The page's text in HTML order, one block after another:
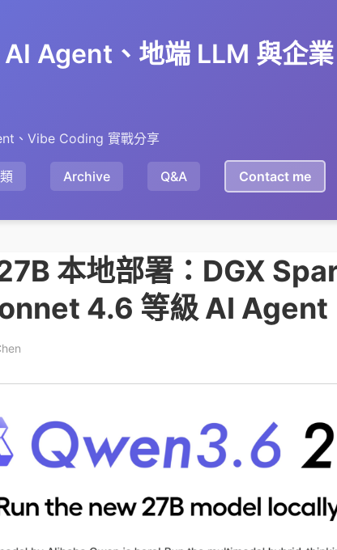
Agent、地端 LLM 與企
、Vibe Coding 實戰分享
Archive Q&A Contact me
本地部署：DGX
4.6 等級 AI Agent